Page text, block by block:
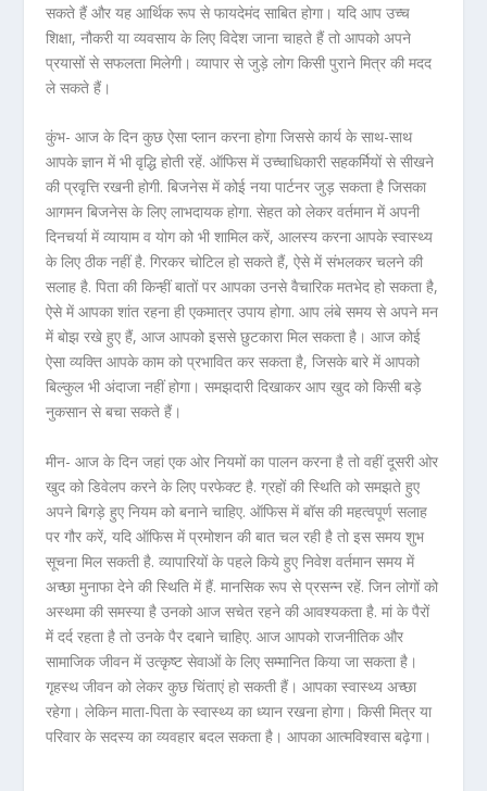
सकते हैं और यह आर्थिक रूप से फायदेमंद साबित होगा। यदि आप उच्च
शिक्षा, नौकरी या व्यवसाय के लिए विदेश जाना चाहते हैं तो आपको अपने
प्रयासों से सफलता मिलेगी। व्यापार से जुड़े लोग किसी पुराने मित्र की मदद
ले सकते हैं।
कुंभ- आज के दिन कुछ ऐसा प्लान करना होगा जिससे कार्य के साथ-साथ
आपके ज्ञान में भी वृद्धि होती रहें. ऑफिस में उच्चाधिकारी सहकर्मियों से सीखने
की प्रवृत्ति रखनी होगी. बिजनेस में कोई नया पार्टनर जुड़ सकता है जिसका
आगमन बिजनेस के लिए लाभदायक होगा. सेहत को लेकर वर्तमान में अपनी
दिनचर्या में व्यायाम व योग को भी शामिल करें, आलस्य करना आपके स्वास्थ्य
के लिए ठीक नहीं है. गिरकर चोटिल हो सकते हैं, ऐसे में संभलकर चलने की
सलाह है. पिता की किन्हीं बातों पर आपका उनसे वैचारिक मतभेद हो सकता है,
ऐसे में आपका शांत रहना ही एकमात्र उपाय होगा. आप लंबे समय से अपने मन
में बोझ रखे हुए हैं, आज आपको इससे छुटकारा मिल सकता है। आज कोई
ऐसा व्यक्ति आपके काम को प्रभावित कर सकता है, जिसके बारे में आपको
बिल्कुल भी अंदाजा नहीं होगा। समझदारी दिखाकर आप खुद को किसी बड़े
नुकसान से बचा सकते हैं।
मीन- आज के दिन जहां एक ओर नियमों का पालन करना है तो वहीं दूसरी ओर
खुद को डिवेलप करने के लिए परफेक्ट है. ग्रहों की स्थिति को समझते हुए
अपने बिगड़े हुए नियम को बनाने चाहिए. ऑफिस में बॉस की महत्वपूर्ण सलाह
पर गौर करें, यदि ऑफिस में प्रमोशन की बात चल रही है तो इस समय शुभ
सूचना मिल सकती है. व्यापारियों के पहले किये हुए निवेश वर्तमान समय में
अच्छा मुनाफा देने की स्थिति में हैं. मानसिक रूप से प्रसन्न रहें. जिन लोगों को
अस्थमा की समस्या है उनको आज सचेत रहने की आवश्यकता है. मां के पैरों
में दर्द रहता है तो उनके पैर दबाने चाहिए. आज आपको राजनीतिक और
सामाजिक जीवन में उत्कृष्ट सेवाओं के लिए सम्मानित किया जा सकता है।
गृहस्थ जीवन को लेकर कुछ चिंताएं हो सकती हैं। आपका स्वास्थ्य अच्छा
रहेगा। लेकिन माता-पिता के स्वास्थ्य का ध्यान रखना होगा। किसी मित्र या
परिवार के सदस्य का व्यवहार बदल सकता है। आपका आत्मविश्वास बढ़ेगा।